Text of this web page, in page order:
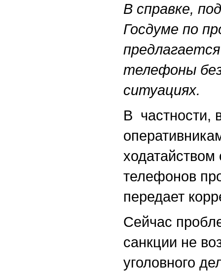
В справке,
Госдуме по
телефоны
ситуациях.
В частности,
телефонов
передает
Сейчас
санкции не
уголовного